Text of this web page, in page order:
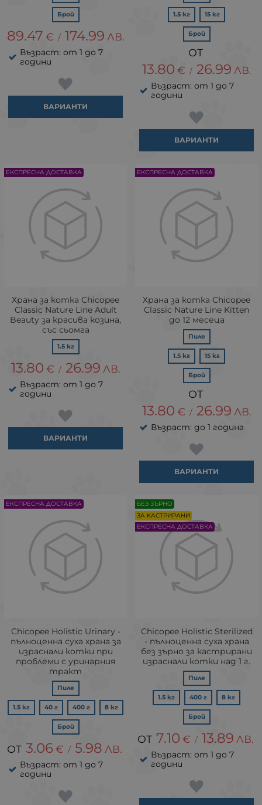
Брой
89.47 € / 174.99 ЛВ.
Възраст: от 1 до 7
години
ВАРИАНТИ
1.5 кг 15 кг
Брой
13.80 € / 26.99 ЛВ.
Възраст: от 1 до 7
години
ВАРИАНТИ
Храна за котка Chicopee
Classic Nature Line Adult
Beauty за красива козина,
със сьомга
1.5 кг
13.80 € / 26.99 ЛВ.
Възраст: от 1 до 7
години
ВАРИАНТИ
ЕКСПРЕСНА ДОСТАВКА
Храна за котка Chicopee
Classic Nature Line Kitten
до 12 месеца
Пиле
1.5 кг 15 кг
Брой
13.80 € / 26.99 ЛВ.
Възраст: до 1 година
ВАРИАНТИ
ЕКСПРЕСНА ДОСТАВКА
Chicopee Holistic Urinary -
пълноценна суха храна за
израснали котки при
проблеми с уринарния
тракт
Пиле
1.5 кг 40 г 400 г 8 кг
Брой
3.06 € / 5.98 ЛВ.
Възраст: от 1 до 7
години
ЕКСПРЕСНА ДОСТАВКА
Chicopee Holistic Sterilized
- пълноценна суха храна
без зърно за кастрирани
израснали котки над 1 г.
Пиле
1.5 кг 400 г 8 кг
Брой
7.10 € / 13.89 ЛВ.
Възраст: от 1 до 7
години
БЕЗ ЗЪРНО
ЗА КАСТРИРАНИ
ЕКСПРЕСНА ДОСТАВКА